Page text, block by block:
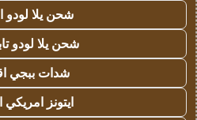
شحن يلا
شحن يلا لودو
شدات ببجي
ايتونز